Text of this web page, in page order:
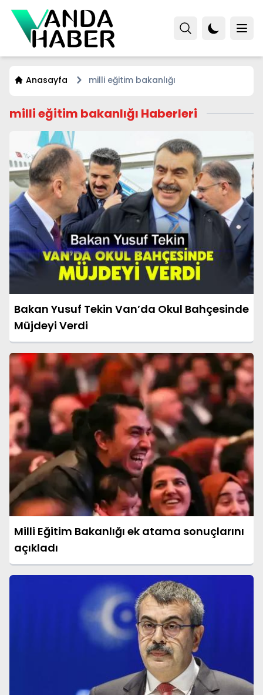
Anasayfa milli eğitim bakanlığı
milli eğitim bakanlığı Haberleri
Bakan Yusuf Tekin Van’da Okul Bahçesinde
Müjdeyi Verdi
Milli Eğitim Bakanlığı ek atama sonuçlarını
açıkladı